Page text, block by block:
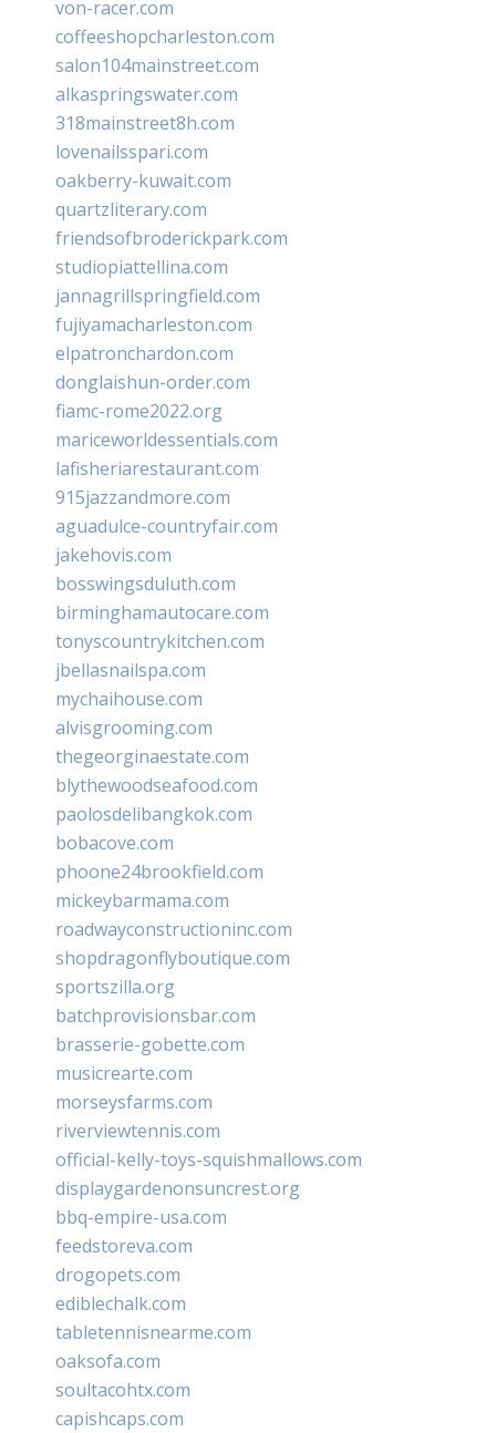
von-racer.com
coffeeshopcharleston.com
salon104mainstreet.com
alkaspringswater.com
318mainstreet8h.com
lovenailsspari.com
oakberry-kuwait.com
quartzliterary.com
friendsofbroderickpark.com
studiopiattellina.com
jannagrillspringfield.com
fujiyamacharleston.com
elpatronchardon.com
donglaishun-order.com
fiamc-rome2022.org
mariceworldessentials.com
lafisheriarestaurant.com
915jazzandmore.com
aguadulce-countryfair.com
jakehovis.com
bosswingsduluth.com
birminghamautocare.com
tonyscountrykitchen.com
jbellasnailspa.com
mychaihouse.com
alvisgrooming.com
thegeorginaestate.com
blythewoodseafood.com
paolosdelibangkok.com
bobacove.com
phoone24brookfield.com
mickeybarmama.com
roadwayconstructioninc.com
shopdragonflyboutique.com
sportszilla.org
batchprovisionsbar.com
brasserie-gobette.com
musicrearte.com
morseysfarms.com
riverviewtennis.com
official-kelly-toys-squishmallows.com
displaygardenonsuncrest.org
bbq-empire-usa.com
feedstoreva.com
drogopets.com
ediblechalk.com
tabletennisnearme.com
oaksofa.com
soultacohtx.com
capishcaps.com